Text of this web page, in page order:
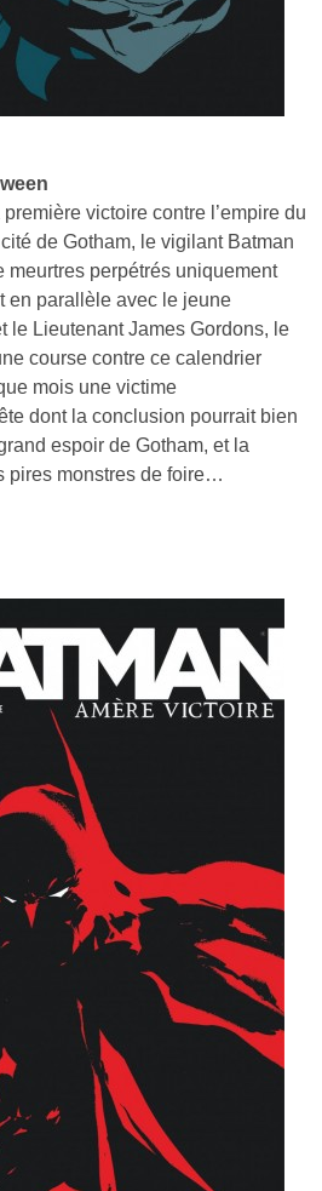
victoire contre l’empire du
de Gotham, le vigilant Batman
meurtres perpétrés uniquement
en parallèle avec le jeune
le Lieutenant James Gordons, le
course contre ce calendrier
mois une victime
dont la conclusion pourrait bien
espoir de Gotham, et la
pires monstres de foire…